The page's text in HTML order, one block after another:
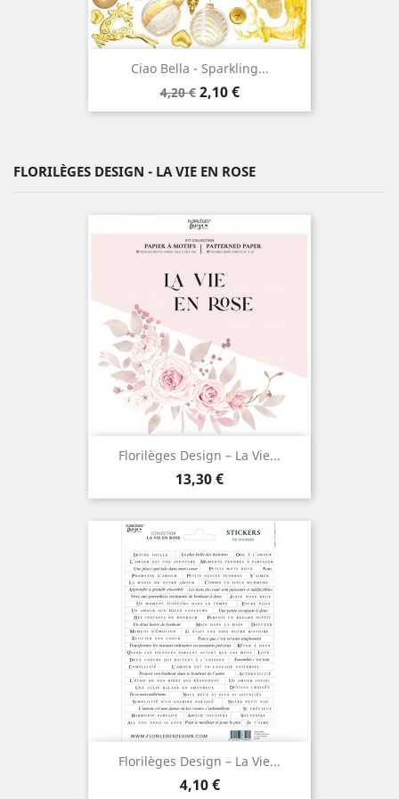
Ciao Bella - Sparkling...
Prix
de
4,20 € Prix
2,10 €
FLORILÈGES DESIGN - LA VIE EN ROSE
Florilèges Design – La Vie...
Prix
13,30 €
Florilèges Design – La Vie...
Prix
4,10 €